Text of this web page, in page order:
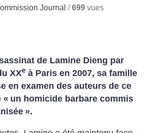
Journal /699 vues
de Lamine Dieng par
XXe à Paris en 2007, sa famille
en examen des auteurs de ce
« un homicide barbare commis
».